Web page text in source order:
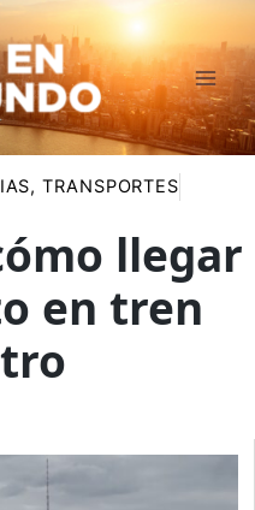
,TRANSPORTES
llegar
en tren